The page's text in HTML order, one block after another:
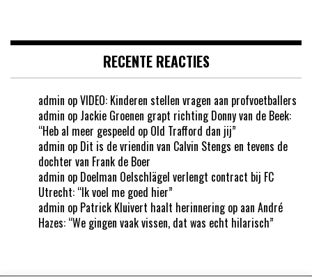
RECENTE REACTIES
admin opVIDEO: Kinderen stellen vragen aan profvoetballers
admin op Jackie Groenen grapt richting Donny van de Beek:
“Heb al meer gespeeld op Old Trafford dan jij”
admin op Dit is de vriendin van Calvin Stengs en tevens de
dochter van Frank de Boer
admin op Doelman Oelschlägel verlengt contract bij FC
Utrecht: “Ik voel me goed hier”
admin op Patrick Kluivert haalt herinnering op aan André
Hazes: “We gingen vaak vissen, dat was echt hilarisch”